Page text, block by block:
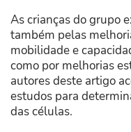
As crianças do grupo
também pelas
mobilidade e
como por melhorias
autores deste artigo
estudos para
das células.